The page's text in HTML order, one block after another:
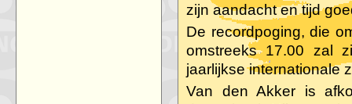
zijn aandacht en tijd
De recordpoging, die
omstreeks 17.00 zal
jaarlijkse internationale
Van den Akker is